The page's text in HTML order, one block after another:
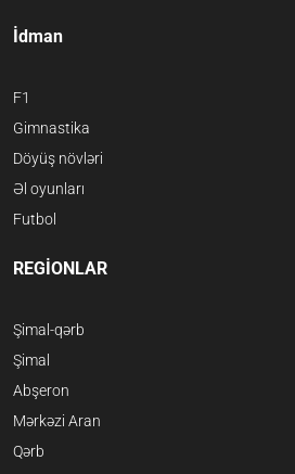
İdman
F1
Gimnastika
Döyüş növləri
Əl oyunları
Futbol
REGİONLAR
Şimal-qərb
Şimal
Abşeron
Mərkəzi Aran
Qərb